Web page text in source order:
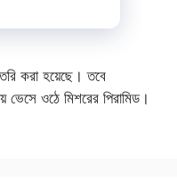
করা হয়েছে। তবে
ভেসে ওঠে মিশরের পিরামিড।